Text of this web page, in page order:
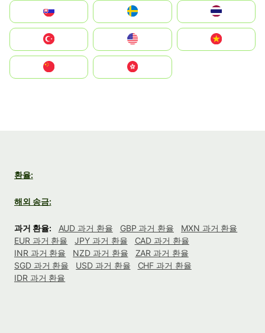
United States
中國香港特別行政區
환율:
해외 송금:
과거 환율: AUD 과거 환율 GBP 과거 환율
MXN 과거 환율
EUR 과거 환율
JPY 과거 환율
CAD 과거 환율
INR 과거 환율
NZD 과거 환율
ZAR 과거 환율
SGD 과거 환율
USD 과거 환율
CHF 과거 환율
IDR 과거 환율